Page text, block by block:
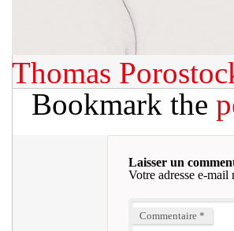
Thomas
Bookmark the
Laisser un
Votre adresse e-mail
Commentaire *